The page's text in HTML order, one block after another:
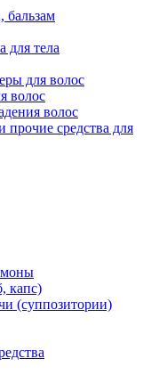
бальзам
для тела
для волос
волос
волос
средства для
капс)
(суппозитории)